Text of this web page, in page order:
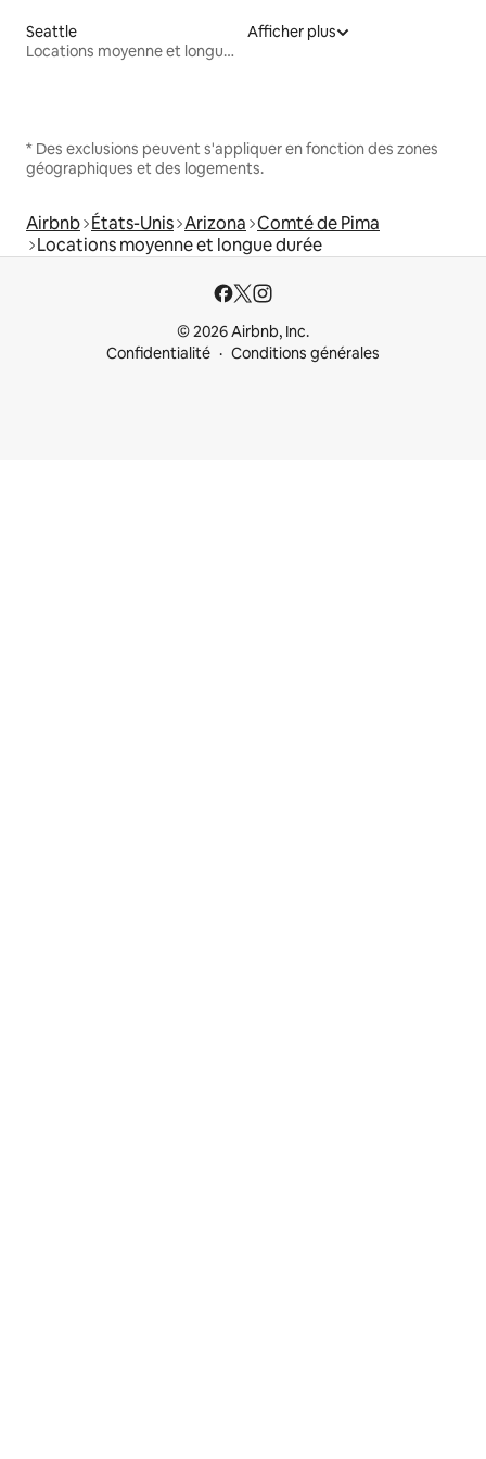
Seattle
Locations moyenne et longue durée
Afficher plus
* Des exclusions peuvent s'appliquer en fonction des zones
géographiques et des logements.
Airbnb États-Unis Arizona Comté de Pima
Locations moyenne et longue durée
© 2026 Airbnb, Inc.
Confidentialité
Conditions générales